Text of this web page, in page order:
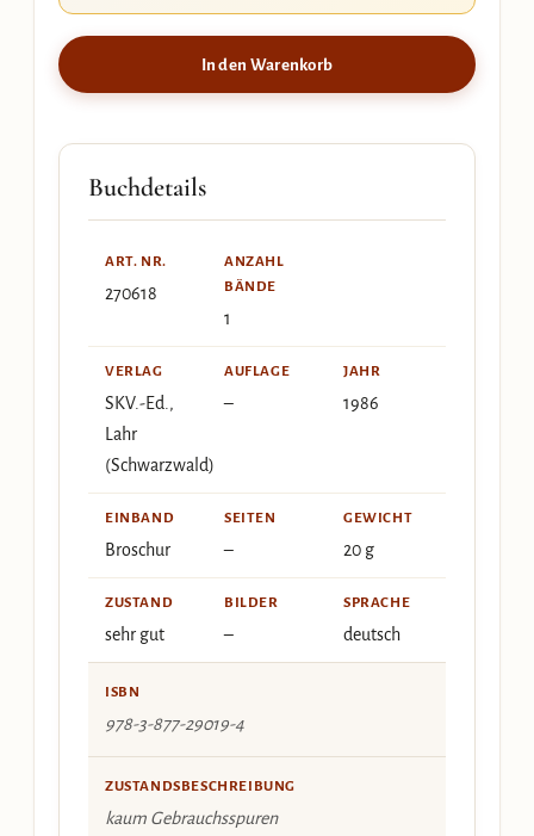
In den Warenkorb
Buchdetails
ART. NR.
270618
ANZAHL
BÄNDE
1
VERLAG
SKV.-Ed.,
Lahr
(Schwarzwald)
AUFLAGE
–
JAHR
1986
EINBAND
Broschur
SEITEN
–
GEWICHT
20 g
ZUSTAND
sehr gut
BILDER
–
SPRACHE
deutsch
ISBN
978-3-877-29019-4
ZUSTANDSBESCHREIBUNG
kaum Gebrauchsspuren